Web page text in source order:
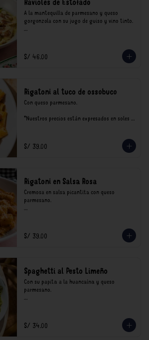
A la mantequilla de parmesano y queso
gorgonzola con su jugo de guiso y vino tinto.
consumo.
S/ 46.00
Rigatoni al tuco de ossobuco
Con queso parmesano.
*Nuestros precios están expresados en soles e
S/ 39.00
Rigatoni en Salsa Rosa
Cremosa en salsa picantita con queso
parmesano.
consumo.
S/ 39.00
Spaghetti al Pesto Limeño
Con su papita a la huancaína y queso
parmesano.
consumo.
S/ 34.00